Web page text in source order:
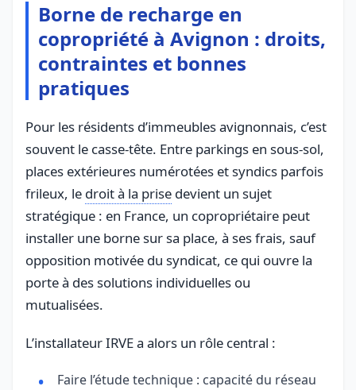
Borne de recharge en
copropriété à Avignon : droits,
contraintes et bonnes
pratiques
Pour les résidents d’immeubles avignonnais, c’est
souvent le casse-tête. Entre parkings en sous-sol,
places extérieures numérotées et syndics parfois
frileux, le droit à la prise devient un sujet
stratégique : en France, un copropriétaire peut
installer une borne sur sa place, à ses frais, sauf
opposition motivée du syndicat, ce qui ouvre la
porte à des solutions individuelles ou
mutualisées.
L’installateur IRVE a alors un rôle central :
Faire l’étude technique : capacité du réseau